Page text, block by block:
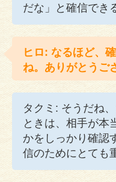
だな」と確信でき
ヒロ: なるほど、
ね。ありがとうご
タクミ: そうだね
ときは、相手が本
かをしっかり確認
信のためにとても